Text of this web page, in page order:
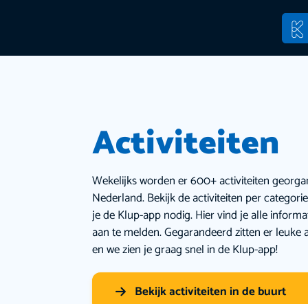
Activiteiten
Wekelijks worden er 600+ activiteiten
Nederland. Bekijk de activiteiten per
je de Klup-app nodig. Hier vind je alle
aan te melden. Gegarandeerd zitten er
en we zien je graag snel in de Klup-app!
Bekijk activiteiten in de buurt